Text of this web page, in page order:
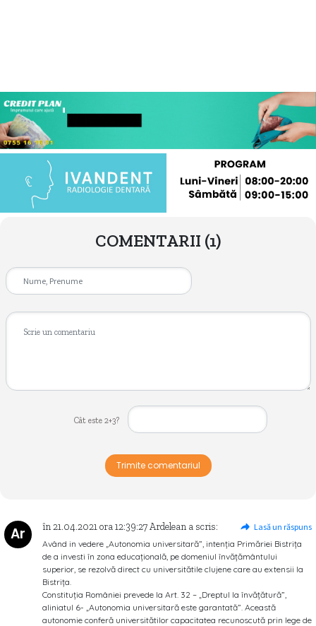
COMENTARII (1)
Cât este 2+3?
Trimite comentariul
Ar în21.04.2021ora12:39:27Ardelean a scris:
Lasă un răspuns
Având in vedere „Autonomia universitară”, intenția Primăriei Bistrița
de a investi în zona educațională, pe domeniul învățământului
superior, se rezolvă direct cu universitătile clujene care au extensii la
Bistrița.
Constituția României prevede la Art. 32 – „Dreptul la învăţătură”,
aliniatul 6- „Autonomia universitară este garantată”. Această
autonomie conferă universitătilor capacitatea recunoscută prin lege de